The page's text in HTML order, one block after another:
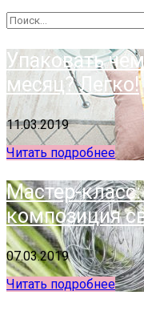
Упаковать
месяц? Легко!
11.03.2019
Читать подробнее
Мастер-
композиция
07.03.2019
Читать подробнее